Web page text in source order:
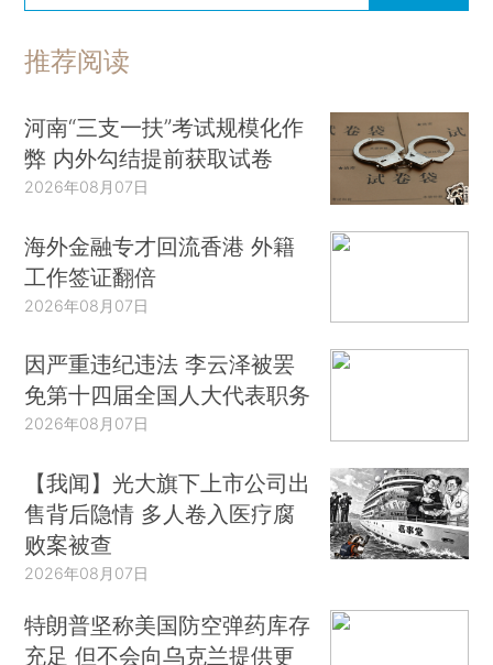
推荐阅读
河南“三支一扶”考试规模化作
弊 内外勾结提前获取试卷
2026年08月07日
海外金融专才回流香港 外籍
工作签证翻倍
2026年08月07日
因严重违纪违法 李云泽被罢
免第十四届全国人大代表职务
2026年08月07日
【我闻】光大旗下上市公司出
售背后隐情 多人卷入医疗腐
败案被查
2026年08月07日
特朗普坚称美国防空弹药库存
充足 但不会向乌克兰提供更